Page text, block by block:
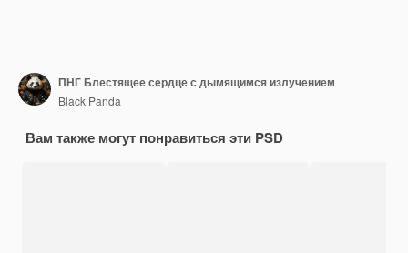
ПНГ Блестящее сердце с дымящимся излучением
Black Panda
Вам также могут понравиться эти PSD